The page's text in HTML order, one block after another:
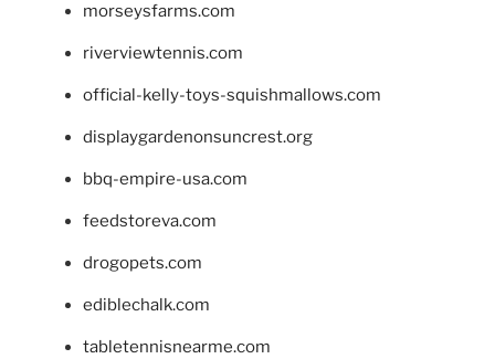
morseysfarms.com
riverviewtennis.com
official-kelly-toys-squishmallows.com
displaygardenonsuncrest.org
bbq-empire-usa.com
feedstoreva.com
drogopets.com
ediblechalk.com
tabletennisnearme.com